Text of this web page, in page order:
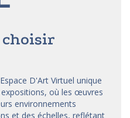
choisir
D'Art Virtuel unique
où les œuvres
environnements
et des échelles, reflétant